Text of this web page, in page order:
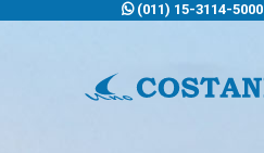
(011) 15-3114-5000